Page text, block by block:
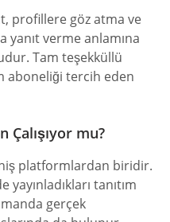
profillere göz atma ve
yanıt verme anlamına
Tam teşekküllü
aboneliği tercih eden
Çalışıyor mu?
platformlardan biridir.
yayınladıkları tanıtım
gerçek